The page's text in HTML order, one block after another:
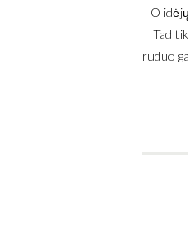
O
Tad
ruduo